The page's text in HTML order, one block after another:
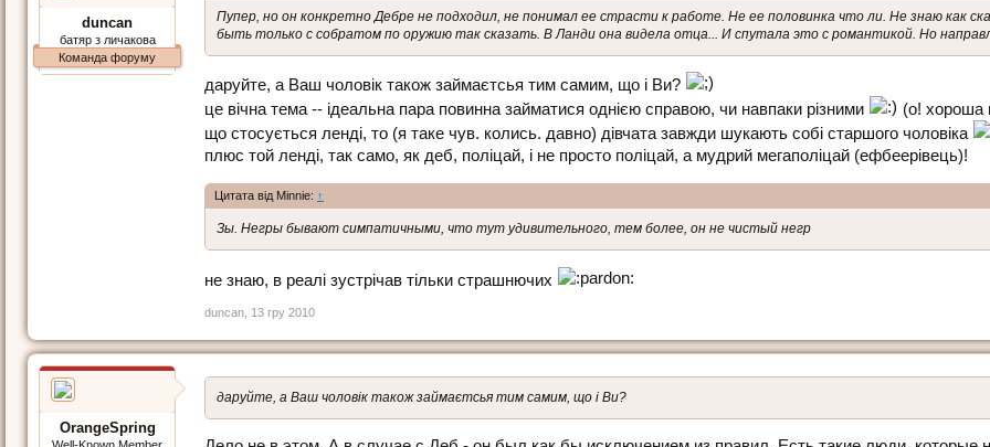
duncan
батяр з личакова
Команда форуму
Пупер, но он конкретно Дебре не подходил, не понимал ее страсти к работе. Не ее половинка что ли. Не знаю как
быть только с собратом по оружию так сказать. В Ланди она видела отца... И спутала это с романтикой. Но
даруйте, а Ваш чоловік також займаєтсья тим самим, що і Ви?
це вічна тема -- ідеальна пара повинна займатися однією справою, чи навпаки різними
(о! хороша
що стосується ленді, то (я таке чув. колись. давно) дівчата завжди шукають собі старшого чоловіка
плюс той ленді, так само, як деб, поліцай, і не просто поліцай, а мудрий мегаполіцай (ефбеерівець)!
Цитата від Minnie: ↑
Зы. Негры бывают симпатичными, что тут удивительного, тем более, он не чистый негр
не знаю, в реалі зустрічав тільки страшнючих
duncan 13 гру 2010
OrangeSpring
Well-Known Member
даруйте, а Ваш чоловік також займаєтсья тим самим, що і Ви?